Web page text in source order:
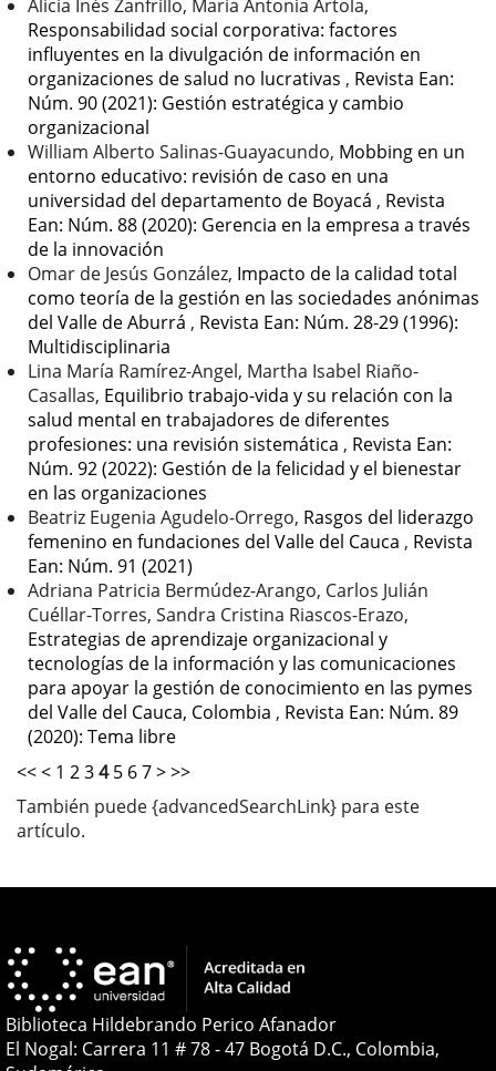
Alicia Inés Zanfrillo, María Antonia Artola,
Responsabilidad social corporativa: factores
influyentes en la divulgación de información en
organizaciones de salud no lucrativas , Revista Ean:
Núm. 90 (2021): Gestión estratégica y cambio
organizacional
William Alberto Salinas-Guayacundo, Mobbing en un
entorno educativo: revisión de caso en una
universidad del departamento de Boyacá , Revista
Ean: Núm. 88 (2020): Gerencia en la empresa a través
de la innovación
Omar de Jesús González, Impacto de la calidad total
como teoría de la gestión en las sociedades anónimas
del Valle de Aburrá , Revista Ean: Núm. 28-29 (1996):
Multidisciplinaria
Lina María Ramírez-Angel, Martha Isabel Riaño-
Casallas, Equilibrio trabajo-vida y su relación con la
salud mental en trabajadores de diferentes
profesiones: una revisión sistemática , Revista Ean:
Núm. 92 (2022): Gestión de la felicidad y el bienestar
en las organizaciones
Beatriz Eugenia Agudelo-Orrego, Rasgos del liderazgo
femenino en fundaciones del Valle del Cauca , Revista
Ean: Núm. 91 (2021)
Adriana Patricia Bermúdez-Arango, Carlos Julián
Cuéllar-Torres, Sandra Cristina Riascos-Erazo,
Estrategias de aprendizaje organizacional y
tecnologías de la información y las comunicaciones
para apoyar la gestión de conocimiento en las pymes
del Valle del Cauca, Colombia , Revista Ean: Núm. 89
(2020): Tema libre
<<< 1 234 5 67>>>
También puede {advancedSearchLink} para este
artículo.
Biblioteca Hildebrando Perico Afanador
El Nogal: Carrera 11 # 78 - 47 Bogotá D.C., Colombia,